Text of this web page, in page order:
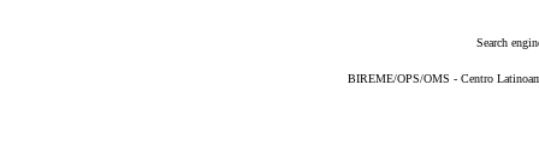
Search
BIREME/OPS/OMS - Centro